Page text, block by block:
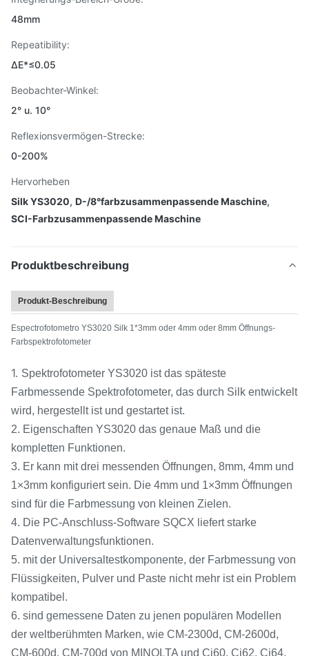
48mm
Repeatibility:
ΔE*≤0.05
Beobachter-Winkel:
2° u. 10°
Reflexionsvermögen-Strecke:
0-200%
Hervorheben
Silk YS3020, D-/8°farbzusammenpassende Maschine,
SCI-Farbzusammenpassende Maschine
Produktbeschreibung
Produkt-Beschreibung
Espectrofotometro YS3020 Silk 1*3mm oder 4mm oder 8mm Öffnungs-
Farbspektrofotometer
1. Spektrofotometer YS3020 ist das späteste
Farbmessende Spektrofotometer, das durch Silk entwickelt
wird, hergestellt ist und gestartet ist.
2. Eigenschaften YS3020 das genaue Maß und die
kompletten Funktionen.
3. Er kann mit drei messenden Öffnungen, 8mm, 4mm und
1×3mm konfiguriert sein. Die 4mm und 1×3mm Öffnungen
sind für die Farbmessung von kleinen Zielen.
4. Die PC-Anschluss-Software SQCX liefert starke
Datenverwaltungsfunktionen.
5. mit der Universaltestkomponente, der Farbmessung von
Flüssigkeiten, Pulver und Paste nicht mehr ist ein Problem
kompatibel.
6. sind gemessene Daten zu jenen populären Modellen
der weltberühmten Marken, wie CM-2300d, CM-2600d,
CM-600d, CM-700d von MINOLTA und Ci60, Ci62, Ci64,